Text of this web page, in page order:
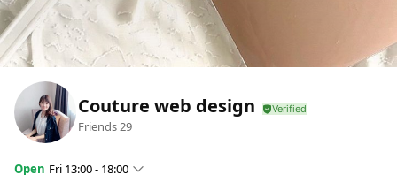
Couture web design
Friends29
Open Fri 13:00 - 18:00